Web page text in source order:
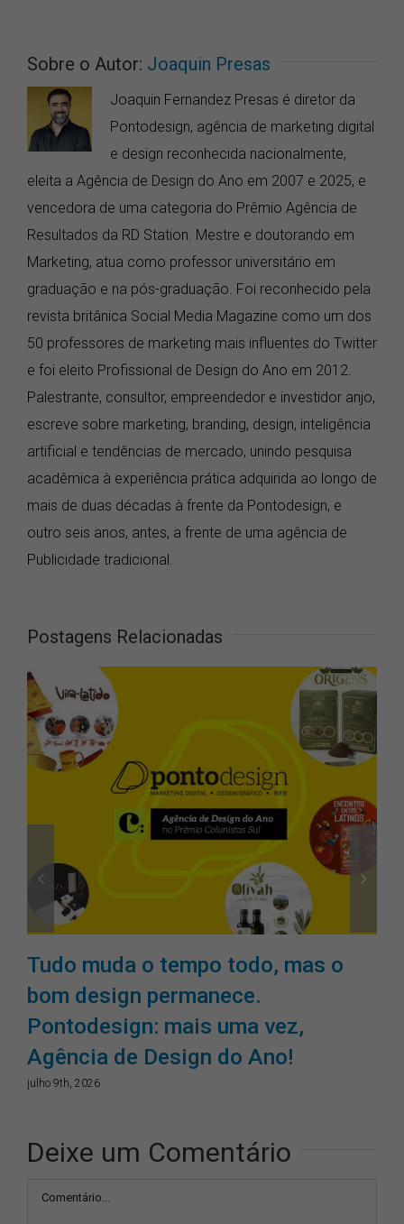
Sobre o Autor: Joaquin Presas
Joaquin Fernandez Presas é diretor da
Pontodesign, agência de marketing digital
e design reconhecida nacionalmente,
eleita a Agência de Design do Ano em 2007 e 2025, e
vencedora de uma categoria do Prêmio Agência de
Resultados da RD Station. Mestre e doutorando em
Marketing, atua como professor universitário em
graduação e na pós-graduação. Foi reconhecido pela
revista britânica Social Media Magazine como um dos
50 professores de marketing mais influentes do Twitter
e foi eleito Profissional de Design do Ano em 2012.
Palestrante, consultor, empreendedor e investidor anjo,
escreve sobre marketing, branding, design, inteligência
artificial e tendências de mercado, unindo pesquisa
acadêmica à experiência prática adquirida ao longo de
mais de duas décadas à frente da Pontodesign, e
outro seis anos, antes, a frente de uma agência de
Publicidade tradicional.
Postagens Relacionadas
Tudo muda o tempo todo, mas o
bom design permanece.
Pontodesign: mais uma vez,
Agência de Design do Ano!
julho 9th, 2026
Deixe um Comentário
Comentário